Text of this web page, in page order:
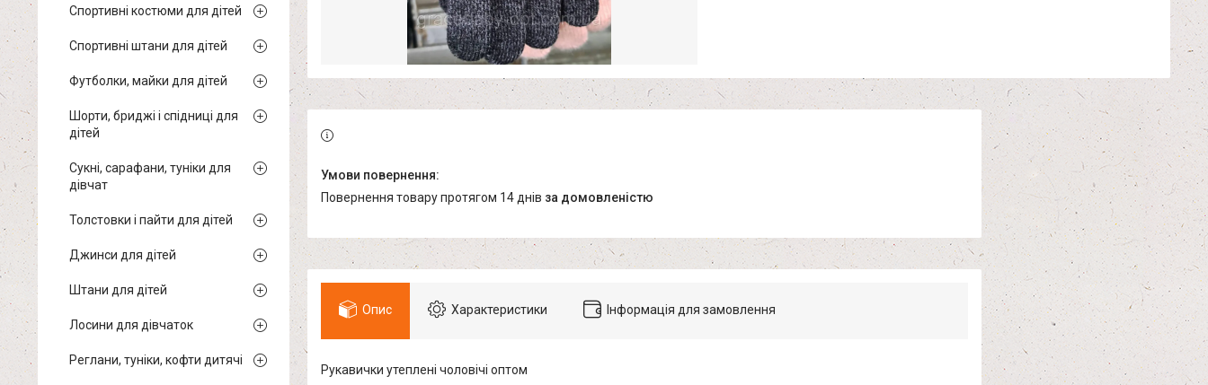
повернення товару протягом 14 днів за домовленістю
Опис Характеристики Інформація для замовлення
Рукавички утеплені чоловічі оптом
Спортивні костюми для дітей
Спортивні штани для дітей
Футболки, майки для дітей
Шорти, бриджі і спідниці для
дітей
Сукні, сарафани, туніки для
дівчат
Толстовки і пайти для дітей
Джинси для дітей
Штани для дітей
Лосини для дівчаток
Реглани, туніки, кофти дитячі